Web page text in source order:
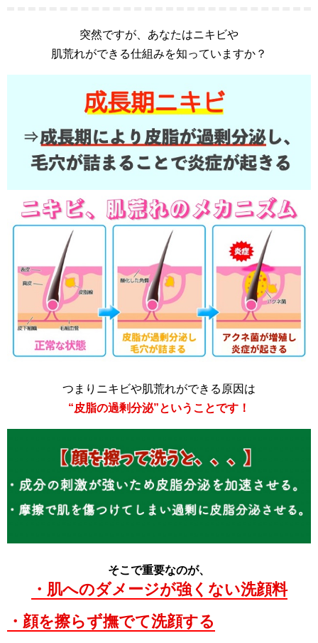
突然ですが、あなたはニキビや
肌荒れができる仕組みを知っていますか？
つまりニキビや肌荒れができる原因は
“皮脂の過剰分泌”ということです！
そこで重要なのが、
・肌へのダメージが強くない洗顔料
・顔を擦らず撫でて洗顔する